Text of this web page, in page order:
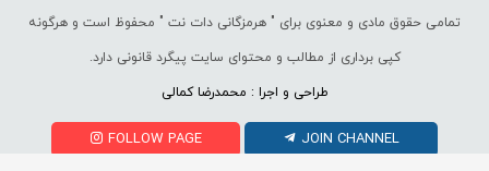
تمامی حقوق مادی و معنوی برای " هرمزگانی دات نت " محفوظ است و هرگونه
کپی برداری از مطالب و محتوای سایت پیگرد قانونی دارد.
طراحی و اجرا : محمدرضا کمالی
FOLLOW PAGE JOIN CHANNEL